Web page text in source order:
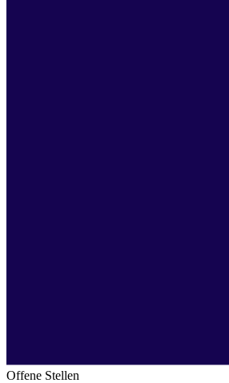
Offene Stellen